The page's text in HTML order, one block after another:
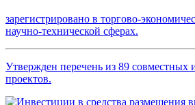
зарегистрировано в торгово-
научно-технической сферах.
Утвержден перечень из 89 совместных
проектов.